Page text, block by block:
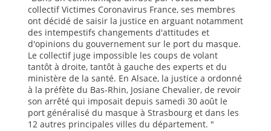
collectif Victimes Coronavirus France, ses membres
ont décidé de saisir la justice en arguant notamment
des intempestifs changements d'attitudes et
d'opinions du gouvernement sur le port du masque.
Le collectif juge impossible les coups de volant
tantôt à droite, tantôt à gauche des experts et du
ministère de la santé. En Alsace, la justice a ordonné
à la préfète du Bas-Rhin, Josiane Chevalier, de revoir
son arrêté qui imposait depuis samedi 30 août le
port généralisé du masque à Strasbourg et dans les
12 autres principales villes du département. "